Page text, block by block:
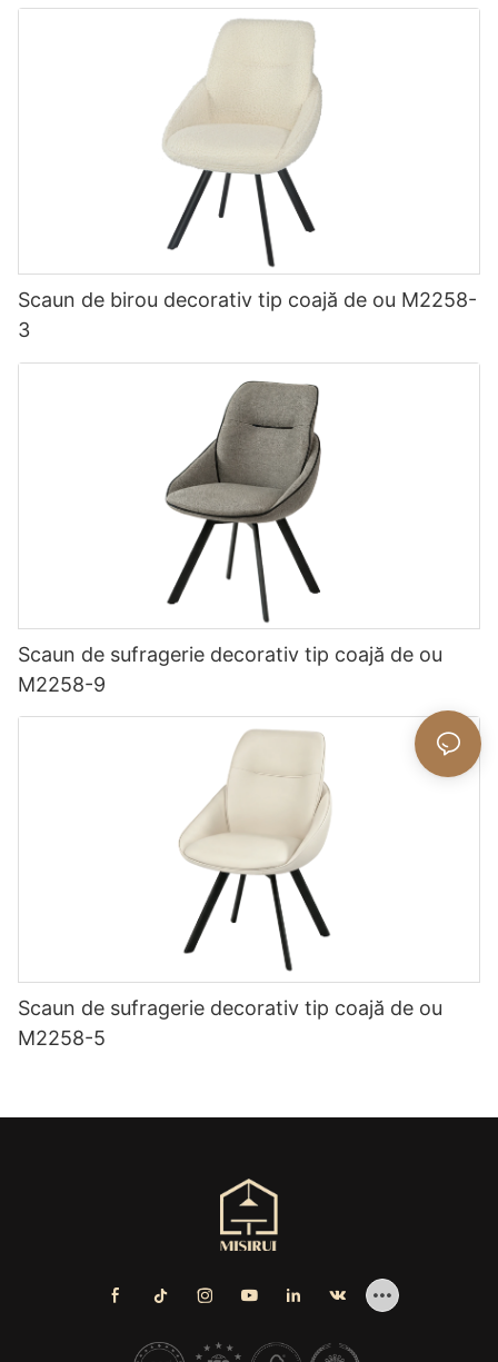
Scaun de birou decorativ tip coajă de ou M2258-
3
Scaun de sufragerie decorativ tip coajă de ou
M2258-9
Scaun de sufragerie decorativ tip coajă de ou
M2258-5